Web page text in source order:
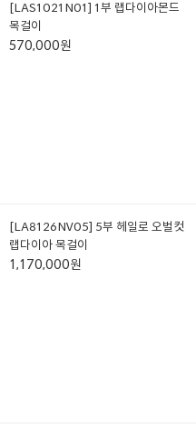
[LAS1021N01] 1부 랩다이아몬드
목걸이
570,000원
[LA8126NV05] 5부 헤일로 오벌컷
랩다이아 목걸이
1,170,000원